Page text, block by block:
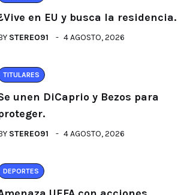
en EU y busca la residencia.
STEREO91 4 AGOSTO, 2026
TITULARES
unen DiCaprio y Bezos para
STEREO91 4 AGOSTO, 2026
DEPORTES